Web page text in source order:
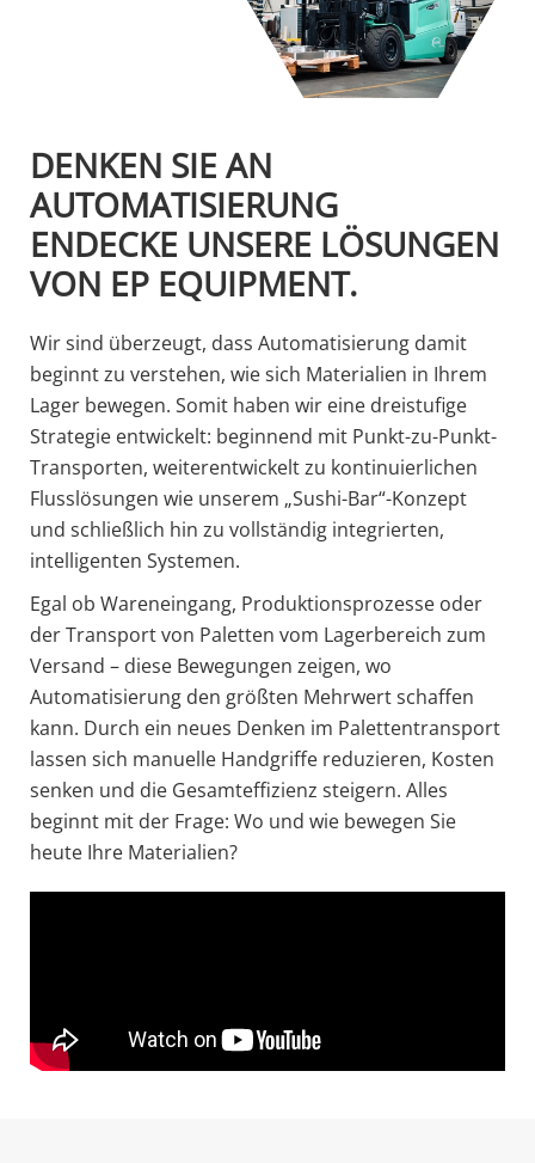
DENKEN SIE AN
AUTOMATISIERUNG
ENDECKE UNSERE LÖSUNGEN
VON EP EQUIPMENT.
Wir sind überzeugt, dass Automatisierung damit
beginnt zu verstehen, wie sich Materialien in Ihrem
Lager bewegen. Somit haben wir eine dreistufige
Strategie entwickelt: beginnend mit Punkt-zu-Punkt-
Transporten, weiterentwickelt zu kontinuierlichen
Flusslösungen wie unserem „Sushi-Bar“-Konzept
und schließlich hin zu vollständig integrierten,
intelligenten Systemen.
Egal ob Wareneingang, Produktionsprozesse oder
der Transport von Paletten vom Lagerbereich zum
Versand – diese Bewegungen zeigen, wo
Automatisierung den größten Mehrwert schaffen
kann. Durch ein neues Denken im Palettentransport
lassen sich manuelle Handgriffe reduzieren, Kosten
senken und die Gesamteffizienz steigern. Alles
beginnt mit der Frage: Wo und wie bewegen Sie
heute Ihre Materialien?